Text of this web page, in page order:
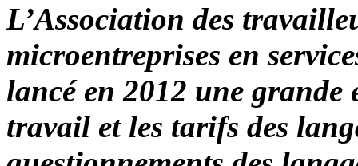
L’Association des
microentreprises en
lancé en 2012 une grande
travail et les tarifs des